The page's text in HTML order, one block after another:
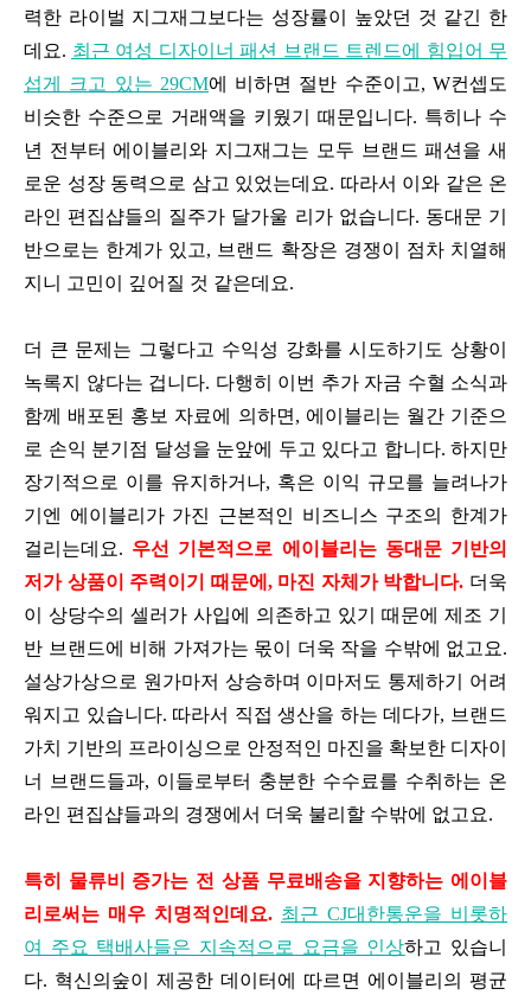
력한 라이벌 지그재그보다는 성장률이 높았던 것 같긴 한
데요. 최근 여성 디자이너 패션 브랜드 트렌드에 힘입어 무
섭게 크고 있는 29CM에 비하면 절반 수준이고, W컨셉도
비슷한 수준으로 거래액을 키웠기 때문입니다. 특히나 수
년 전부터 에이블리와 지그재그는 모두 브랜드 패션을 새
로운 성장 동력으로 삼고 있었는데요. 따라서 이와 같은 온
라인 편집샵들의 질주가 달가울 리가 없습니다. 동대문 기
반으로는 한계가 있고, 브랜드 확장은 경쟁이 점차 치열해
지니 고민이 깊어질 것 같은데요.
더 큰 문제는 그렇다고 수익성 강화를 시도하기도 상황이
녹록지 않다는 겁니다. 다행히 이번 추가 자금 수혈 소식과
함께 배포된 홍보 자료에 의하면, 에이블리는 월간 기준으
로 손익 분기점 달성을 눈앞에 두고 있다고 합니다. 하지만
장기적으로 이를 유지하거나, 혹은 이익 규모를 늘려나가
기엔 에이블리가 가진 근본적인 비즈니스 구조의 한계가
걸리는데요. 우선 기본적으로 에이블리는 동대문 기반의
저가 상품이 주력이기 때문에, 마진 자체가 박합니다. 더욱
이 상당수의 셀러가 사입에 의존하고 있기 때문에 제조 기
반 브랜드에 비해 가져가는 몫이 더욱 작을 수밖에 없고요.
설상가상으로 원가마저 상승하며 이마저도 통제하기 어려
워지고 있습니다. 따라서 직접 생산을 하는 데다가, 브랜드
가치 기반의 프라이싱으로 안정적인 마진을 확보한 디자이
너 브랜드들과, 이들로부터 충분한 수수료를 수취하는 온
라인 편집샵들과의 경쟁에서 더욱 불리할 수밖에 없고요.
특히 물류비 증가는 전 상품 무료배송을 지향하는 에이블
리로써는 매우 치명적인데요. 최근 CJ대한통운을 비롯하
여 주요 택배사들은 지속적으로 요금을 인상하고 있습니
다. 혁신의숲이 제공한 데이터에 따르면 에이블리의 평균